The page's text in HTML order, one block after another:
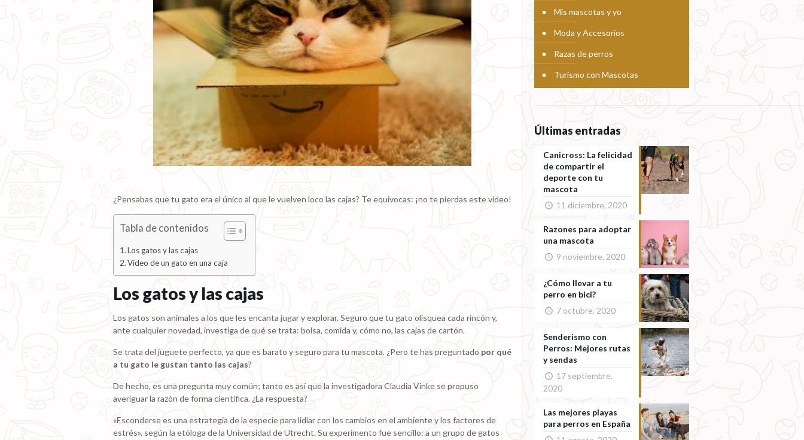
¿Pensabas que tu gato era el único al que le vuelven loco las cajas? Te equivocas: ¡no te pierdas este vídeo!
Tabla de contenidos
Los gatos y las cajas
Vídeo de un gato en una caja
Los gatos y las cajas
Los gatos son animales a los que les encanta jugar y explorar. Seguro que tu gato olisquea cada rincón y,
ante cualquier novedad, investiga de qué se trata: bolsa, comida y, cómo no, las cajas de cartón.
Se trata del juguete perfecto, ya que es barato y seguro para tu mascota. ¿Pero te has preguntado por qué
a tu gato le gustan tanto las cajas?
De hecho, es una pregunta muy común; tanto es así que la investigadora Claudia Vinke se propuso
averiguar la razón de forma científica. ¿La respuesta?
«Esconderse es una estrategia de la especie para lidiar con los cambios en el ambiente y los factores de
estrés», según la etóloga de la Universidad de Utrecht. Su experimento fue sencillo: a un grupo de gatos
Mis mascotas y yo
Moda y Accesorios
Razas de perros
Turismo con Mascotas
Últimas entradas
Canicross: La felicidad
de compartir el
deporte con tu
mascota
11 diciembre, 2020
Razones para adoptar
una mascota
9 noviembre, 2020
¿Cómo llevar a tu
perro en bici?
7 octubre, 2020
Senderismo con
Perros: Mejores rutas
y sendas
17 septiembre,
2020
Las mejores playas
para perros en España